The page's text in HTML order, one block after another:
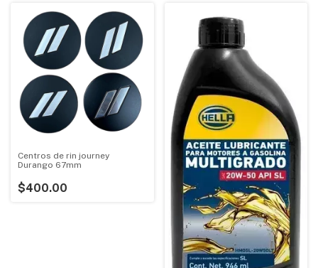
Centros de rin journey
Durango 67mm
$400.00